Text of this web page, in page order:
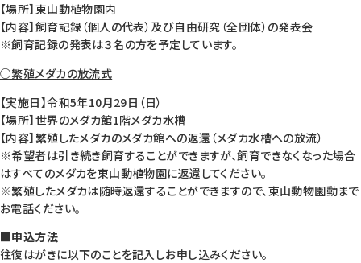
【場所】東山動植物園内
【内容】飼育記録（個人の代表）及び自由研究（全団体）の発表会
※飼育記録の発表は３名の方を予定しています。
○繁殖メダカの放流式
【実施日】令和5年10月29日（日）
【場所】世界のメダカ館1階メダカ水槽
【内容】繁殖したメダカのメダカ館への返還（メダカ水槽への放流）
※希望者は引き続き飼育することができますが、飼育できなくなった場合
はすべてのメダカを東山動植物園に返還してください。
※繁殖したメダカは随時返還することができますので、東山動物園動まで
お電話ください。
■申込方法
往復はがきに以下のことを記入しお申し込みください。